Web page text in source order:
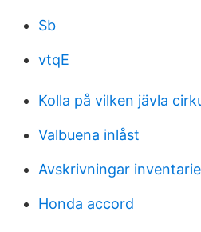
Sb
vtqE
Kolla på vilken jävla
Valbuena inlåst
Avskrivningar
Honda accord